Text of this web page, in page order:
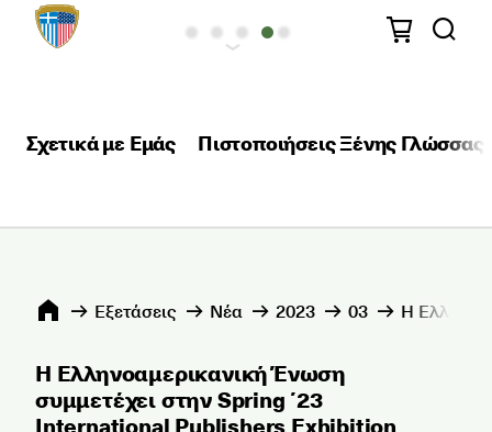
Σχετικά με Εμάς Πιστοποιήσεις Ξένης Γλώσσας
Εξετάσεις Νέα 2023 03 Η
Η Ελληνοαμερικανική Ένωση
συμμετέχει στην Spring ΄23
International Publishers Exhibition